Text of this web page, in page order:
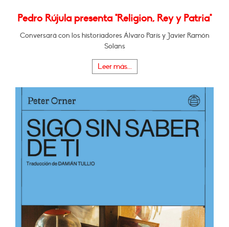
Pedro Rújula presenta "Religion, Rey y Patria"
Conversará con los historiadores Álvaro París y Javier Ramón
Solans
Leer más...